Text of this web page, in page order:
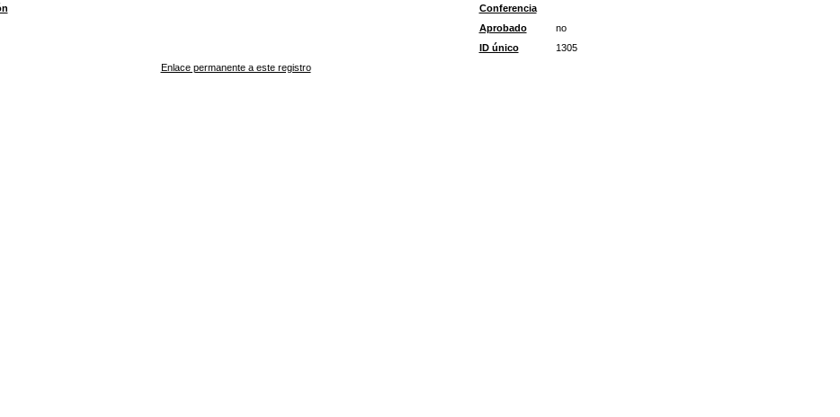
Conferencia
Aprobado
no
ID único
1305
Enlace permanente a este registro